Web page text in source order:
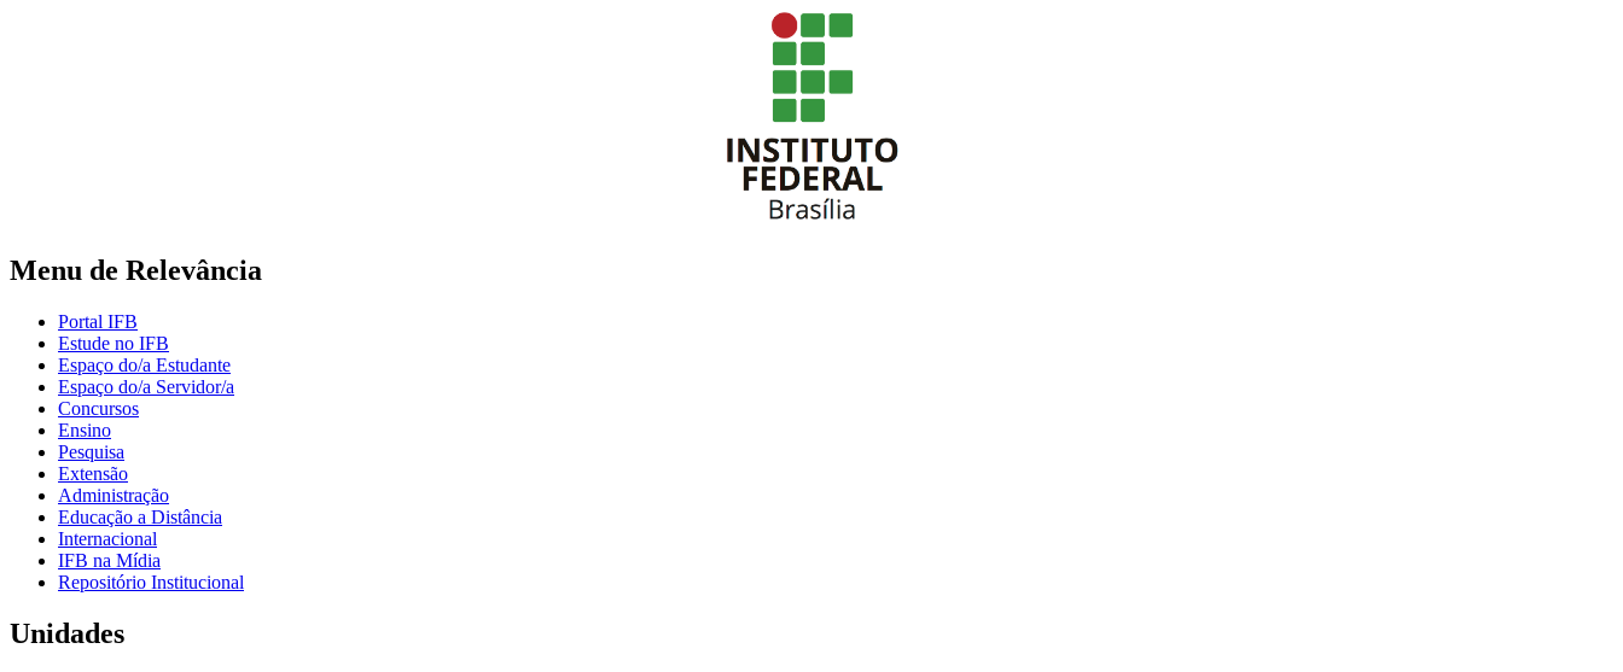
Menu de Relevância
Portal IFB
Estude no IFB
Espaço do/a Estudante
Espaço do/a Servidor/a
Concursos
Ensino
Pesquisa
Extensão
Administração
Educação a Distância
Internacional
IFB na Mídia
Repositório Institucional
Unidades